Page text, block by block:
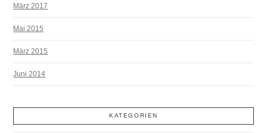
März 2017
Mai 2015
März 2015
Juni 2014
KATEGORIEN